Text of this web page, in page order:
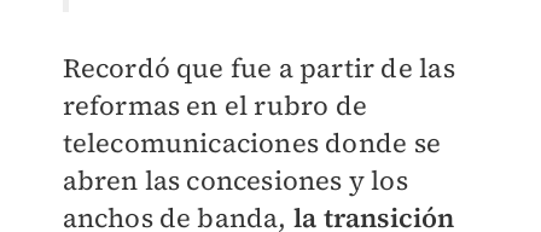
Recordó que fue a partir de las
reformas en el rubro de
telecomunicaciones donde se
abren las concesiones y los
anchos de banda, la transición